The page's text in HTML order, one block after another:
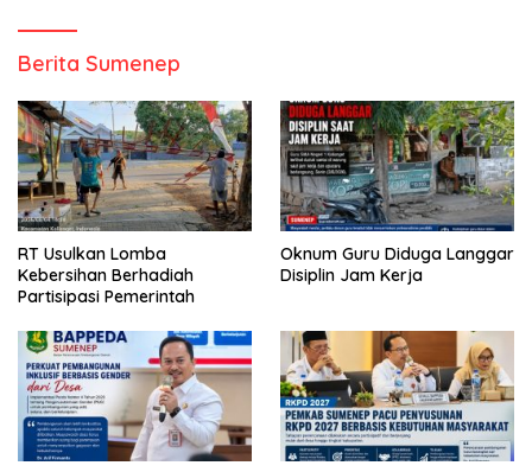
Berita Sumenep
RT Usulkan Lomba
Kebersihan Berhadiah
Partisipasi Pemerintah
Oknum Guru Diduga Langgar
Disiplin Jam Kerja